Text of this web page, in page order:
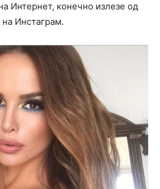
Интернет, конечно излезе од
на Инстаграм.